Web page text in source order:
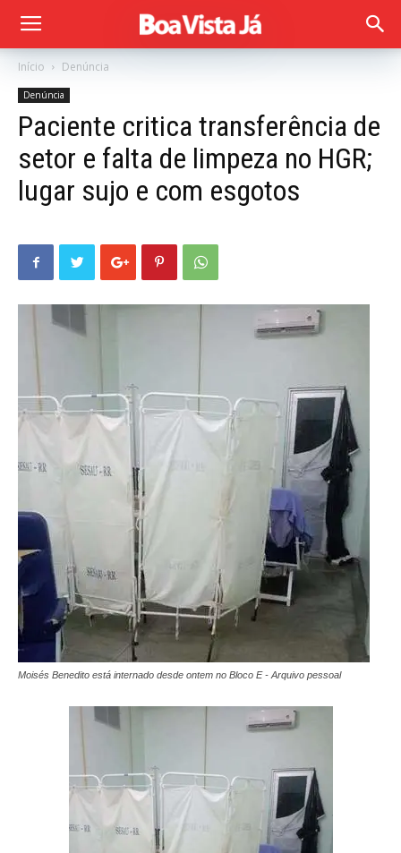
Início Denúncia
Denúncia
Paciente critica transferência de
setor e falta de limpeza no HGR;
lugar sujo e com esgotos
Moisés Benedito está internado desde ontem no Bloco E - Arquivo pessoal